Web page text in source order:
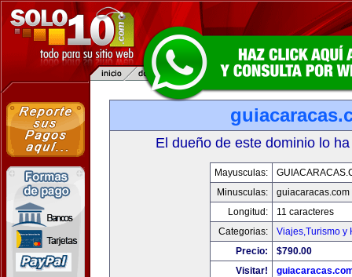
El dueño de este dominio lo
Mayusculas:
Minusculas:
guiacaracas.com
Longitud:
11 caracteres
Categorias:
Viajes,Turismo y
Precio:
$790.00
Visitar!